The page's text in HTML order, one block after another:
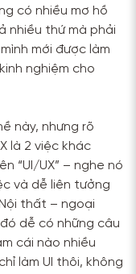
có nhiều mơ hồ
nhiều thứ mà phải
mới được làm
nghiệm cho
này, nhưng rõ
là 2 việc khác
“UI/UX” – nghe nó
và dễ liên tưởng
thất – ngoại
đó dễ có những câu
cái nào nhiều
làm UI thôi, không